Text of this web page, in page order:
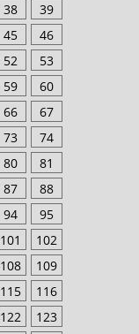
38
39
45
46
52
53
59
60
66
67
73
74
80
81
87
88
94
95
101
102
108
109
115
116
122
123